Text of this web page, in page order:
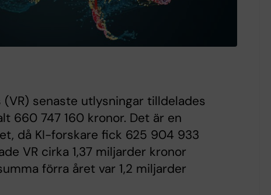
senaste utlysningar tilldelades
660 747 160 kronor. Det är en
då KI-forskare fick 625 904 933
VR cirka 1,37 miljarder kronor
förra året var 1,2 miljarder